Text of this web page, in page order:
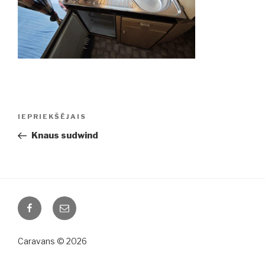
Ziņu
Iepriekšējā
ziņa:
IEPRIEKŠĒJAIS
Knaus sudwind
FacebookEmail
Caravans © 2026